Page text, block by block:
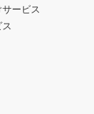
ービス